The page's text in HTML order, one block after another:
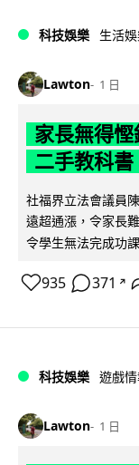
科技娛樂 生活
Lawton 1 日
家長無得
二手教科
社福界立法會議員
遠超通漲，令家長
令學生無法完成功
935 371 ↗
科技娛樂 遊戲
Lawton 1 日